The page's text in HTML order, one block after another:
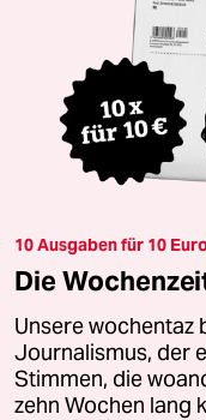
10 Ausgaben für 10
Die
Unsere wochentaz
Journalismus, der
Stimmen, die
zehn Wochen lang